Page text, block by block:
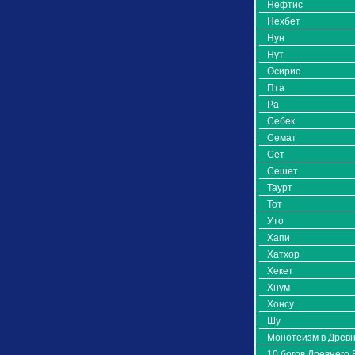
Нефтис
Нехбет
Нун
Нут
Осирис
Пта
Ра
Себек
Семат
Сет
Сешет
Таурт
Тот
Уто
Хапи
Хатхор
Хекет
Хнум
Хонсу
Шу
Монотеизм в